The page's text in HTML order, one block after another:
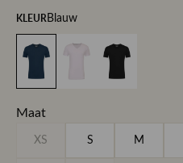
KLEURBlauw
Maat
XS S M